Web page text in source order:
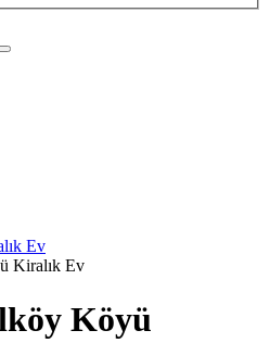
Ev
Kiralık Ev
Köyü